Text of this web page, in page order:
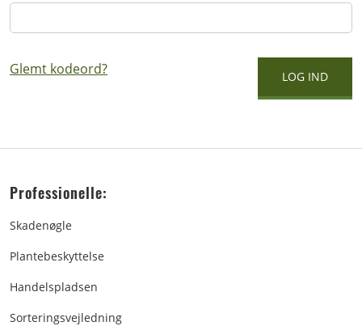
Glemt kodeord?
Professionelle:
Skadenøgle
Plantebeskyttelse
Handelspladsen
Sorteringsvejledning